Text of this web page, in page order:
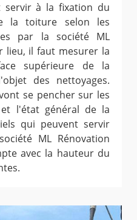
servir à la fixation du
la toiture selon les
par la société ML
lieu, il faut mesurer la
supérieure de la
des nettoyages.
se pencher sur les
l'état général de la
qui peuvent servir
ML Rénovation
avec la hauteur du